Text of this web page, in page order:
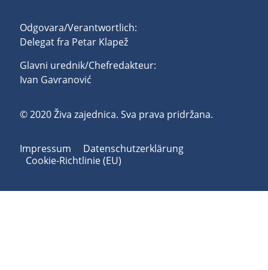
Odgovara/Verantwortlich:
Delegat fra Petar Klapež
Glavni urednik/Chefredakteur:
Ivan Gavranović
© 2020 Živa zajednica. Sva prava pridržana.
Impressum
Datenschutzerklärung
Cookie-Richtlinie (EU)